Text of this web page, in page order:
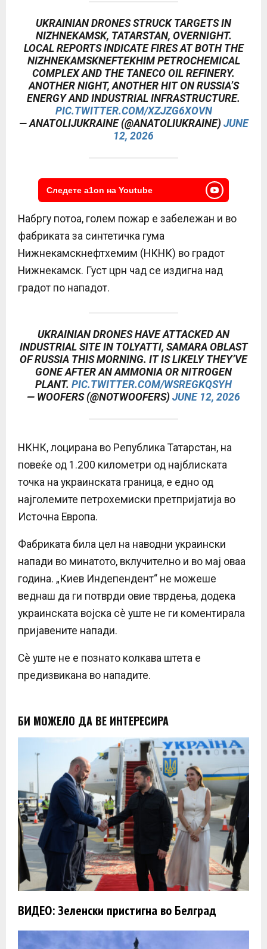
UKRAINIAN DRONES STRUCK TARGETS IN
NIZHNEKAMSK, TATARSTAN, OVERNIGHT.
LOCAL REPORTS INDICATE FIRES AT BOTH THE
NIZHNEKAMSKNEFTEKHIM PETROCHEMICAL
COMPLEX AND THE TANECO OIL REFINERY.
ANOTHER NIGHT, ANOTHER HIT ON RUSSIA’S
ENERGY AND INDUSTRIAL INFRASTRUCTURE.
PIC.TWITTER.COM/XZJZG6XOVN
— ANATOLIJUKRAINE (@ANATOLIUKRAINE) JUNE
12, 2026
Следете a1on на Youtube
Набргу потоа, голем пожар e забележан и во
фабриката за синтетичка гума
Нижнекамскнефтхемим (НКНК) во градот
Нижнекамск. Густ црн чад се издигна над
градот по нападот.
UKRAINIAN DRONES HAVE ATTACKED AN
INDUSTRIAL SITE IN TOLYATTI, SAMARA OBLAST
OF RUSSIA THIS MORNING. IT IS LIKELY THEY’VE
GONE AFTER AN AMMONIA OR NITROGEN
PLANT. PIC.TWITTER.COM/WSREGKQSYH
— WOOFERS (@NOTWOOFERS) JUNE 12, 2026
НКНК, лоцирана во Република Татарстан, на
повеќе од 1.200 километри од најблиската
точка на украинската граница, е едно од
најголемите петрохемиски претпријатија во
Источна Европа.
Фабриката била цел на наводни украински
напади во минатото, вклучително и во мај оваа
година. „Киев Индепендент“ не можеше
веднаш да ги потврди овие тврдења, додека
украинската војска сè уште не ги коментирала
пријавените напади.
Сè уште не е познато колкава штета е
предизвикана во нападите.
БИ МОЖЕЛО ДА ВЕ ИНТЕРЕСИРА
ВИДЕО: Зеленски пристигна во Белград